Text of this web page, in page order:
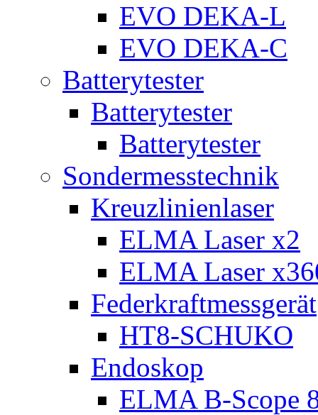
EVO DEKA-L
EVO DEKA-C
Batterytester
Batterytester
Batterytester
Sondermesstechnik
Kreuzlinienlaser
ELMA Laser x2
ELMA Laser
Federkraftmessgerät
HT8-SCHUKO
Endoskop
ELMA B-Scope